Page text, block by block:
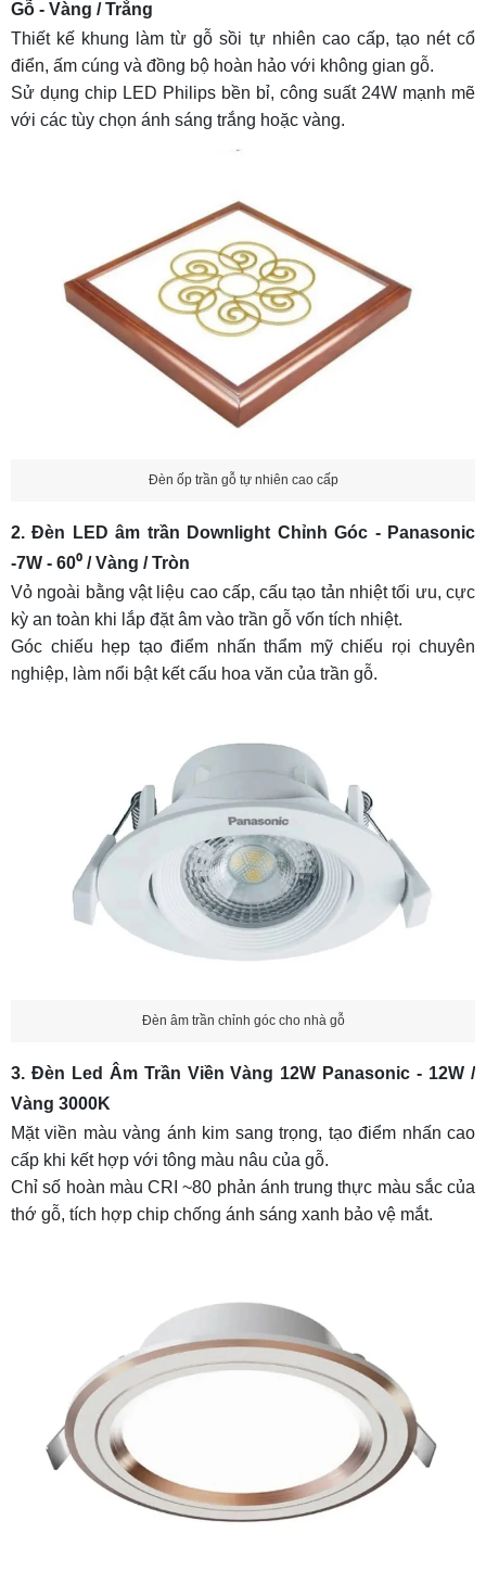
Gỗ - Vàng / Trắng
Thiết kế khung làm từ gỗ sồi tự nhiên cao cấp, tạo nét cổ
điển, ấm cúng và đồng bộ hoàn hảo với không gian gỗ.
Sử dụng chip LED Philips bền bỉ, công suất 24W mạnh mẽ
với các tùy chọn ánh sáng trắng hoặc vàng.
Đèn ốp trần gỗ tự nhiên cao cấp
2. Đèn LED âm trần Downlight Chỉnh Góc - Panasonic
-7W - 60⁰ / Vàng / Tròn
Vỏ ngoài bằng vật liệu cao cấp, cấu tạo tản nhiệt tối ưu, cực
kỳ an toàn khi lắp đặt âm vào trần gỗ vốn tích nhiệt.
Góc chiếu hẹp tạo điểm nhấn thẩm mỹ chiếu rọi chuyên
nghiệp, làm nổi bật kết cấu hoa văn của trần gỗ.
Đèn âm trần chỉnh góc cho nhà gỗ
3. Đèn Led Âm Trần Viền Vàng 12W Panasonic - 12W /
Vàng 3000K
Mặt viền màu vàng ánh kim sang trọng, tạo điểm nhấn cao
cấp khi kết hợp với tông màu nâu của gỗ.
Chỉ số hoàn màu CRI ~80 phản ánh trung thực màu sắc của
thớ gỗ, tích hợp chip chống ánh sáng xanh bảo vệ mắt.